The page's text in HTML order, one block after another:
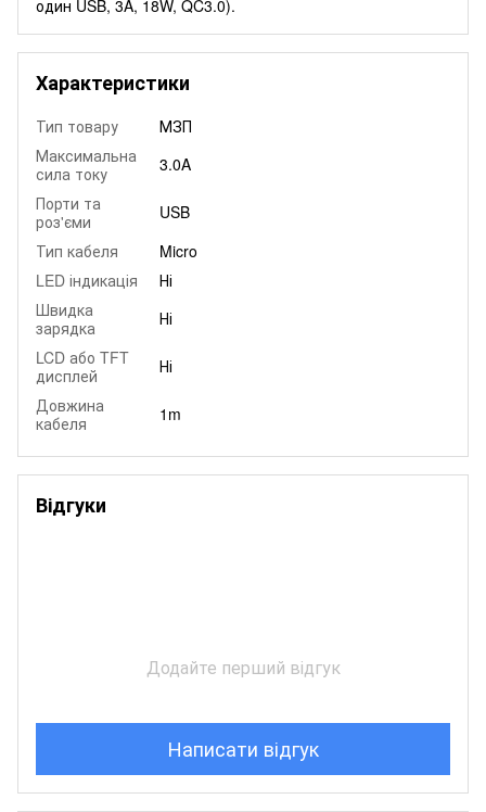
один USB, 3A, 18W, QC3.0).
Характеристики
Тип товару
МЗП
Максимальна
сила току
3.0A
Порти та
роз'єми
USB
Тип кабеля
Micro
LED індикація
Ні
Швидка
зарядка
Ні
LCD або TFT
дисплей
Ні
Довжина
кабеля
1m
Відгуки
Додайте перший відгук
Написати відгук